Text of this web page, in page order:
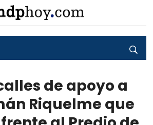
de apoyo a
Riquelme que